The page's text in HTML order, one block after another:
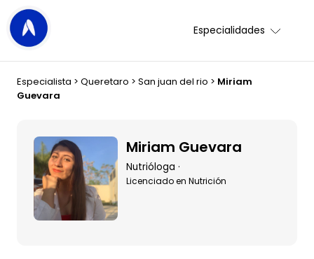
Especialidades
Especialista > Queretaro > San juan del rio > Miriam
Guevara
Miriam Guevara
Nutrióloga ·
Licenciado en Nutrición